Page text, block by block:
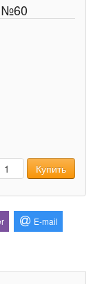
№60
Купить
E-mail